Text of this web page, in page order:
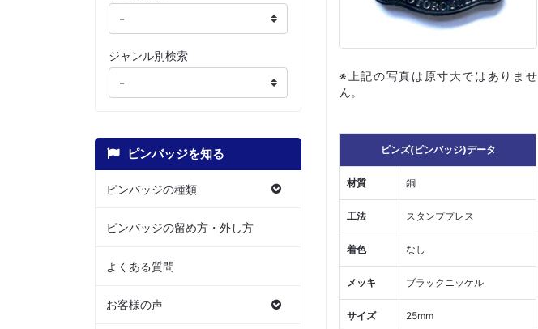
ジャンル別検索
ピンバッジを知る
ピンバッジの種類
ピンバッジの留め方・外し方
よくある質問
お客様の声
※上記の写真は原寸大ではありませ
ん。
ピンズ(ピンバッジ)データ
材質 銅
工法 スタンププレス
着色 なし
メッキ ブラックニッケル
サイズ 25mm